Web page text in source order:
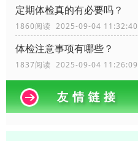
定期体检真的有必要吗？
1860阅读 2025-09-04 11:32:40
体检注意事项有哪些？
1837阅读 2025-09-04 11:26:09